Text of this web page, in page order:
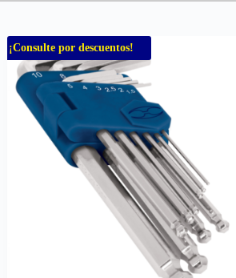
¡Consulte por descuentos!